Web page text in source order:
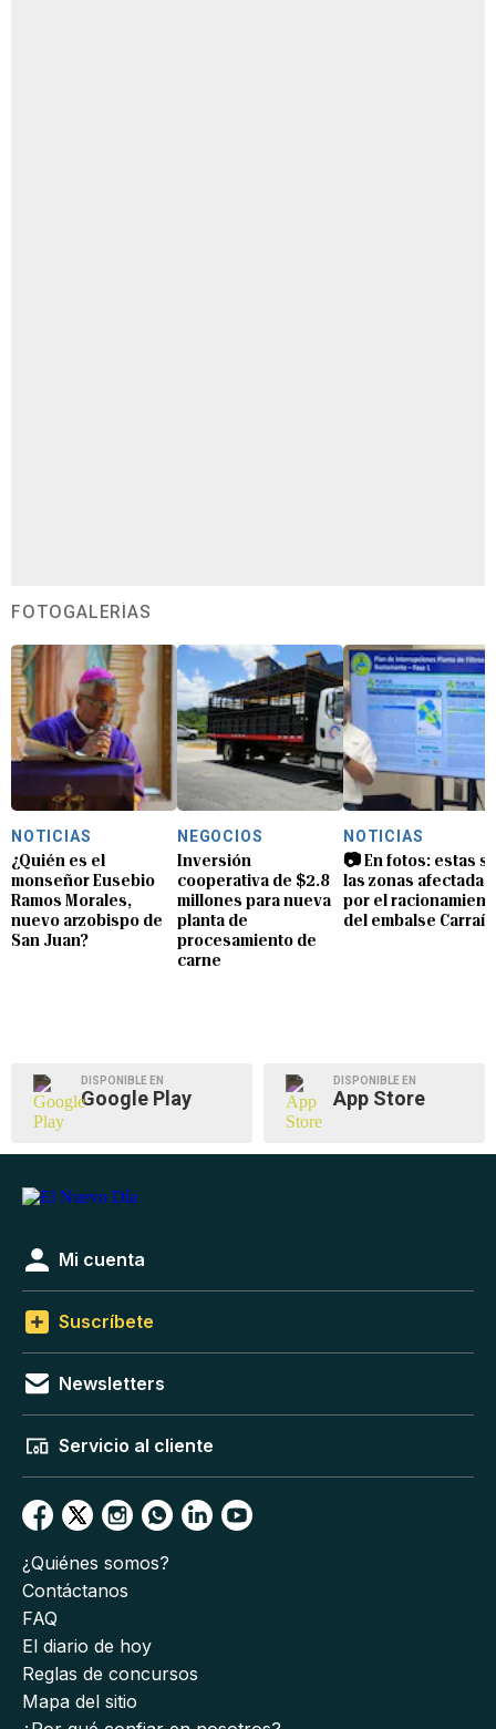
FOTOGALERÍAS
NOTICIAS
¿Quién es el
monseñor Eusebio
Ramos Morales,
nuevo arzobispo de
San Juan?
NEGOCIOS
Inversión
cooperativa de $2.8
millones para nueva
planta de
procesamiento de
carne
NOTICIAS
📷 En fotos: estas
las zonas afectadas
por el
del embalse
DISPONIBLE EN
Google Play
DISPONIBLE EN
App Store
Mi cuenta
Suscríbete
Newsletters
Servicio al cliente
¿Quiénes somos?
Contáctanos
FAQ
El diario de hoy
Reglas de concursos
Mapa del sitio